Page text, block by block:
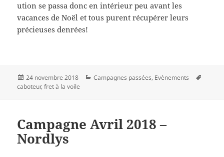
ution se passa donc en intérieur peu avant les
vacances de Noël et tous purent récupérer leurs
précieuses denrées!
Publié
le
24 novembre 2018 Catégories
Campagnes passées, Evènements
caboteur,fret à la voile
Campagne Avril 2018 –
Nordlys